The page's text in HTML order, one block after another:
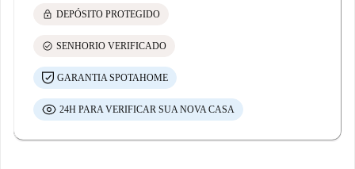
lock DEPÓSITO PROTEGIDO
check_circle SENHORIO VERIFICADO
GARANTIA SPOTAHOME
24H PARA VERIFICAR SUA NOVA CASA